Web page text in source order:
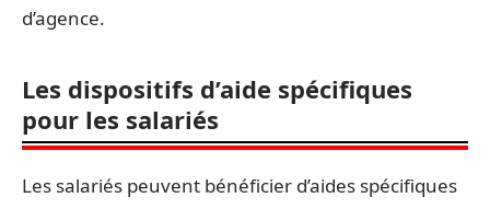
d’agence.
Les dispositifs d’aide spécifiques
pour les salariés
Les salariés peuvent bénéficier d’aides spécifiques